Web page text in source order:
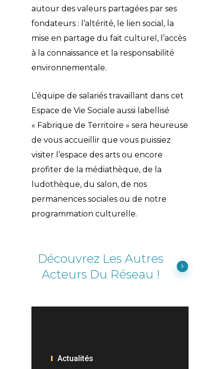
autour des valeurs partagées par ses
fondateurs : l’altérité, le lien social, la
mise en partage du fait culturel, l’accès
à la connaissance et la responsabilité
environnementale.
L’équipe de salariés travaillant dans cet
Espace de Vie Sociale aussi labellisé
« Fabrique de Territoire » sera heureuse
de vous accueillir que vous puissiez
visiter l’espace des arts ou encore
profiter de la médiathèque, de la
ludothèque, du salon, de nos
permanences sociales ou de notre
programmation culturelle.
Découvrez Les Autres
Acteurs Du Réseau !
Actualités